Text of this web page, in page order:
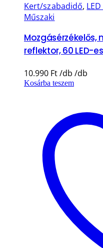
Kert/szabadidő,
Műszaki
Mozgásérzékelős,
reflektor, 60 LED-
10.990 Ft
Kosárba teszem